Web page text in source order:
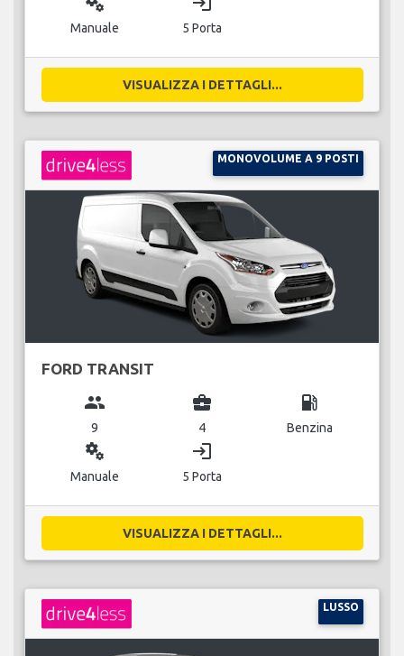
Manuale 5 Porta
VISUALIZZA I DETTAGLI...
MONOVOLUME A 9 POSTI
FORD TRANSIT
group
9
business_center
4
local_gas_station
Benzina
miscellaneous_services
Manuale
login
5 Porta
VISUALIZZA I DETTAGLI...
LUSSO